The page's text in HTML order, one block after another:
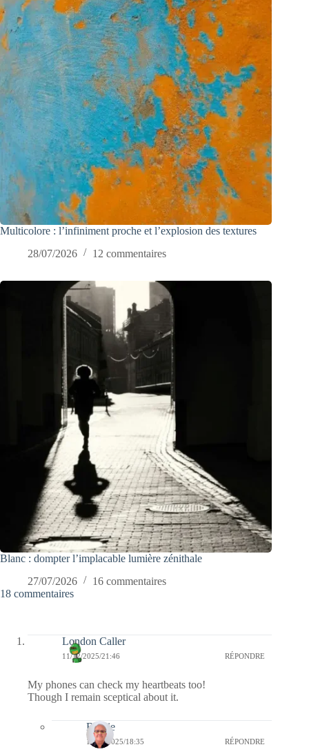
Multicolore : l’infiniment proche et l’explosion des textures
28/07/2026
12 commentaires
Blanc : dompter l’implacable lumière zénithale
27/07/2026
16 commentaires
18 commentaires
London Caller
11/12/2025/21:46 RÉPONDRE
My phones can check my heartbeats too!
Though I remain sceptical about it.
Bernie
13/12/2025/18:35 RÉPONDRE